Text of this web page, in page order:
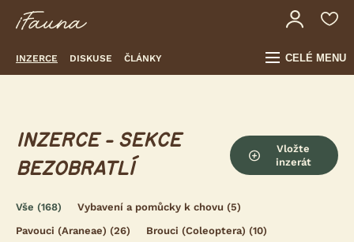
INZERCE DISKUSE ČLÁNKY CELÉ MENU
INZERCE - SEKCE
BEZOBRATLÍ
Vložte
inzerát
Vše (168) Vybavení a pomůcky k chovu (5)
Pavouci (Araneae) (26) Brouci (Coleoptera) (10)